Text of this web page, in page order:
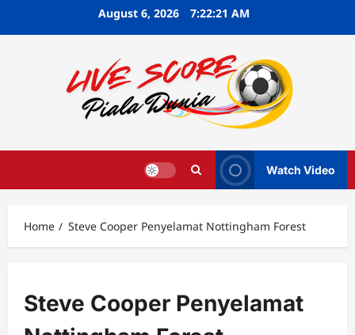
August 6, 2026 7:22:22 AM
Watch Video
Home Steve Cooper Penyelamat Nottingham Forest
Steve Cooper Penyelamat